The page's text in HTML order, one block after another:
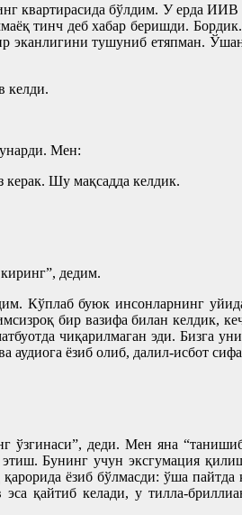
квартирасида бўлдим. У ерда
тинч деб хабар беришди.
тушуниб етяпман.
келди.
Мен:
Шу мақсадда келдик.
дедим.
Кўплаб буюк инсонларнинг
бир вазифа билан
чиқарилмаган эди. Бизга
ёзиб олиб, далил-исбот
деди. Мен яна
Бунинг учун эксгумация
ёзиб бўлмасди: ўша
қайтиб келади, у тилла-